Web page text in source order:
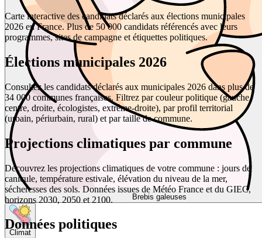
Brebis galeuses
Climat
Carte interactive des candidats déclarés aux élections municipales
2026 en France. Plus de 50 000 candidats référencés avec leurs
programmes, sites de campagne et étiquettes politiques.
Élections municipales 2026
Consultez les candidats déclarés aux municipales 2026 dans plus de
34 000 communes françaises. Filtrez par couleur politique (gauche,
centre, droite, écologistes, extrême-droite), par profil territorial
(urbain, périurbain, rural) et par taille de commune.
Projections climatiques par commune
Découvrez les projections climatiques de votre commune : jours de
canicule, température estivale, élévation du niveau de la mer,
sécheresses des sols. Données issues de Météo France et du GIEC,
horizons 2030, 2050 et 2100.
Données politiques